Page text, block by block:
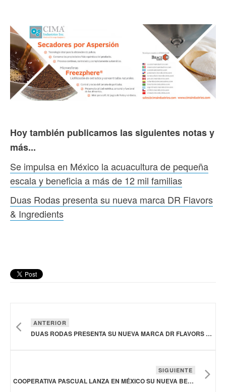
Hoy también publicamos las siguientes notas y
más...
Se impulsa en México la acuacultura de pequeña
escala y beneficia a más de 12 mil familias
Duas Rodas presenta su nueva marca DR Flavors
& Ingredients
ANTERIOR
DUAS RODAS PRESENTA SU NUEVA MARCA DR FLAVORS & INGREDIENTS
SIGUIENTE
COOPERATIVA PASCUAL LANZA EN MÉXICO SU NUEVA BEBIDA NÉCTASIS